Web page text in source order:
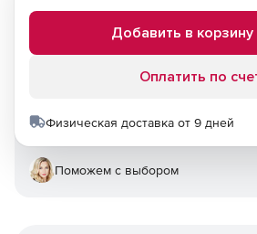
Добавить в корзину
Оплатить по
Физическая доставка от 9 дней
Поможем с выбором